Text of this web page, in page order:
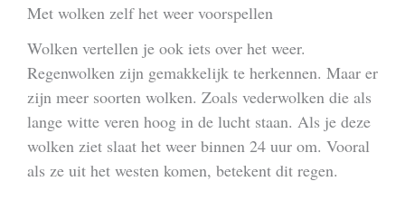
Met wolken zelf het weer voorspellen
Wolken vertellen je ook iets over het weer.
Regenwolken zijn gemakkelijk te herkennen. Maar er
zijn meer soorten wolken. Zoals vederwolken die als
lange witte veren hoog in de lucht staan. Als je deze
wolken ziet slaat het weer binnen 24 uur om. Vooral
als ze uit het westen komen, betekent dit regen.